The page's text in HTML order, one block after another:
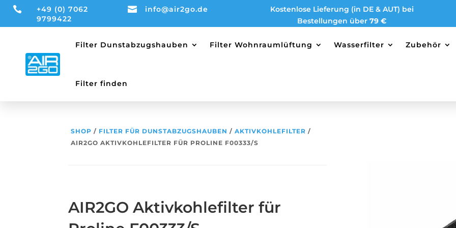

+49 (0) 7062
9799422
 info@air2go.de
Kostenlose Lieferung (in DE & AUT) bei
Bestellungen über 79 €
Filter Dunstabzugshauben Filter Wohnraumlüftung Wasserfilter Zubehör
Filter finden
SHOP / FILTER FÜR DUNSTABZUGSHAUBEN /AKTIVKOHLEFILTER /
AIR2GO AKTIVKOHLEFILTER FÜR PROLINE F00333/S
AIR2GO Aktivkohlefilter für